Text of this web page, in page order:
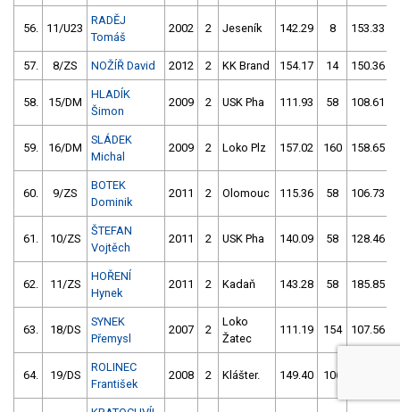
56. 11/U23
RADĚJ
Tomáš
2002 2 Jeseník 142.29 8 153.33
57. 8/ZS NOŽÍŘ David 2012 2 KK Brand 154.17 14 150.36
58. 15/DM
HLADÍK
Šimon
2009 2 USK Pha 111.93 58 108.61
59. 16/DM
SLÁDEK
Michal
2009 2 Loko Plz 157.02 160 158.65
60. 9/ZS
BOTEK
Dominik
2011 2 Olomouc 115.36 58 106.73
61. 10/ZS
ŠTEFAN
Vojtěch
2011 2 USK Pha 140.09 58 128.46
62. 11/ZS
HOŘENÍ
Hynek
2011 2 Kadaň 143.28 58 185.85
63. 18/DS
SYNEK
Přemysl
2007 2
Loko
Žatec
111.19 154 107.56
64. 19/DS
ROLINEC
František
2008 2 Klášter. 149.40 106